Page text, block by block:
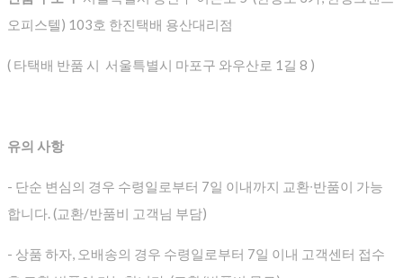
오피스텔) 103호 한진택배 용산대리점
( 타택배 반품 시 서울특별시 마포구 와우산로 1길 8 )
유의 사항
- 단순 변심의 경우 수령일로부터 7일 이내까지 교환∙반품이 가능
합니다. (교환/반품비 고객님 부담)
- 상품 하자, 오배송의 경우 수령일로부터 7일 이내 고객센터 접수